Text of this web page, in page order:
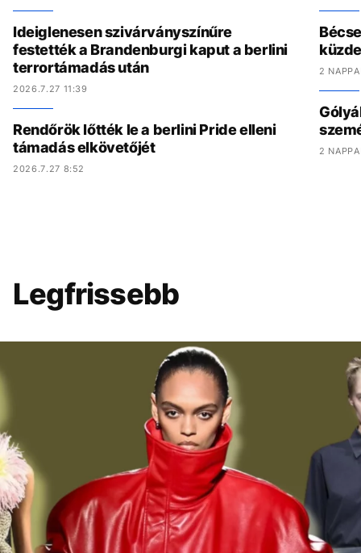
Ideiglenesen szivárványszínűre
festették a Brandenburgi kaput a berlini
terrortámadás után
2026.7.27 11:39
Rendőrök lőtték le a berlini Pride elleni
támadás elkövetőjét
2026.7.27 8:52
2
2
Legfrissebb